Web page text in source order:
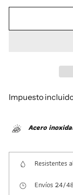
Impuesto
Acero
Resistentes
Envíos 24/